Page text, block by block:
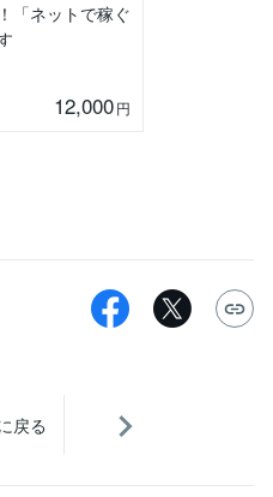
「ネットで稼ぐ
12,000円
戻る